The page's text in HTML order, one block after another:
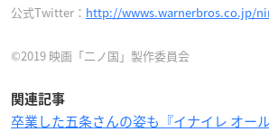
公式Twitter： http://wwws.warnerbros.co.jp/
©2019 映画「二ノ国」製作委員会
関連記事
卒業した五条さんの姿も『イナイレ オー